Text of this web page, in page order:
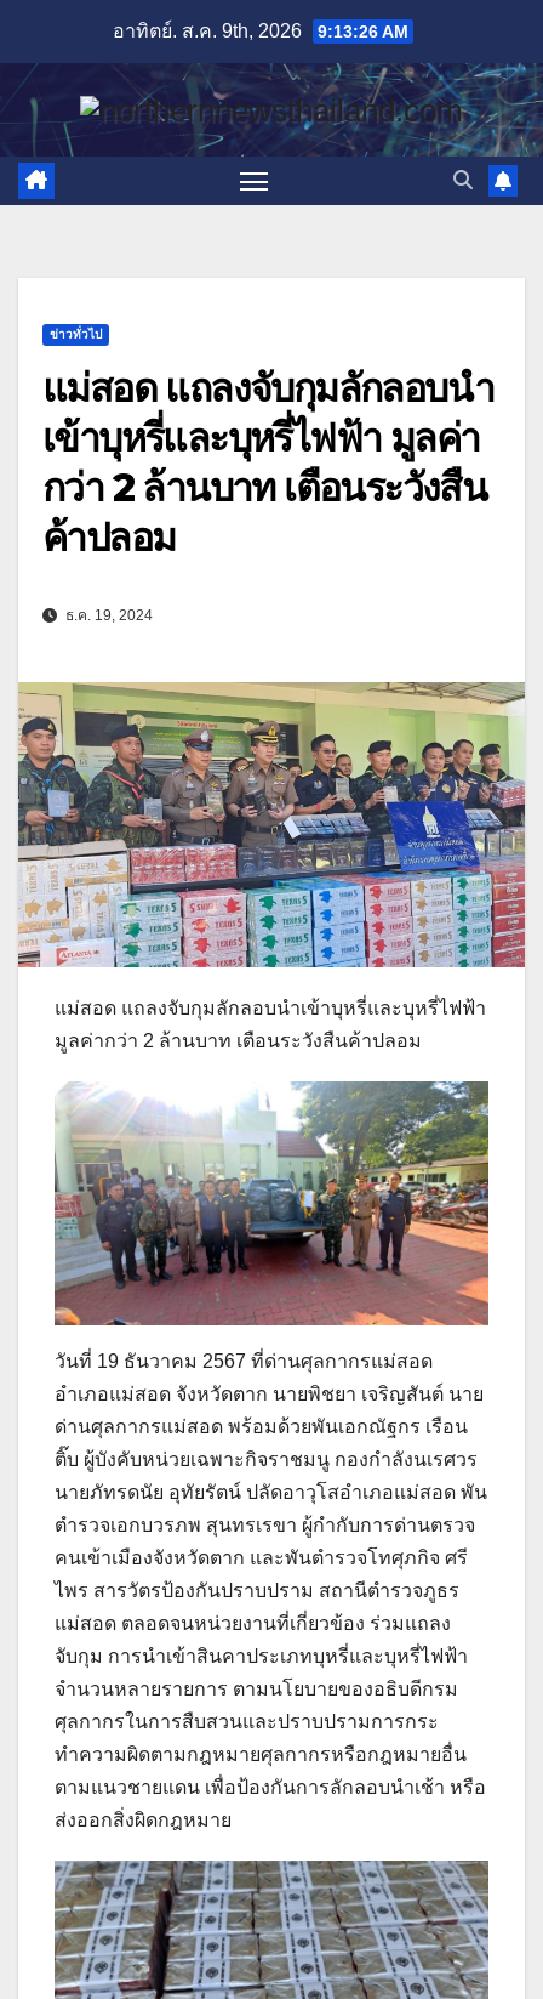
content
อาทิตย์. ส.ค. 9th, 2026 9:13:28 AM
ข่าวทั่วไป
แม่สอด แถลงจับกุมลักลอบนำ
เข้าบุหรี่และบุหรี่ไฟฟ้า มูลค่า
กว่า 2 ล้านบาท เตือนระวังสืน
ค้าปลอม
ธ.ค. 19, 2024
แม่สอด แถลงจับกุมลักลอบนำเข้าบุหรี่และบุหรี่ไฟฟ้า
มูลค่ากว่า 2 ล้านบาท เตือนระวังสืนค้าปลอม
วันที่ 19 ธันวาคม 2567 ที่ด่านศุลกากรแม่สอด
อำเภอแม่สอด จังหวัดตาก นายพิชยา เจริญสันต์ นาย
ด่านศุลกากรแม่สอด พร้อมด้วยพันเอกณัฐกร เรือน
ติ๊บ ผู้บังคับหน่วยเฉพาะกิจราชมนู กองกำลังนเรศวร
นายภัทรดนัย อุทัยรัตน์ ปลัดอาวุโสอำเภอแม่สอด พัน
ตำรวจเอกบวรภพ สุนทรเรขา ผู้กำกับการด่านตรวจ
คนเข้าเมืองจังหวัดตาก และพันตำรวจโทศุภกิจ ศรี
ไพร สารวัตรป้องกันปราบปราม สถานีตำรวจภูธร
แม่สอด ตลอดจนหน่วยงานที่เกี่ยวข้อง ร่วมแถลง
จับกุม การนำเข้าสินคาประเภทบุหรี่และบุหรี่ไฟฟ้า
จำนวนหลายรายการ ตามนโยบายของอธิบดีกรม
ศุลกากรในการสืบสวนและปราบปรามการกระ
ทำความผิดตามกฎหมายศุลกากรหรือกฎหมายอื่น
ตามแนวชายแดน เพื่อป้องกันการลักลอบนำเช้า หรือ
ส่งออกสิ่งผิดกฎหมาย